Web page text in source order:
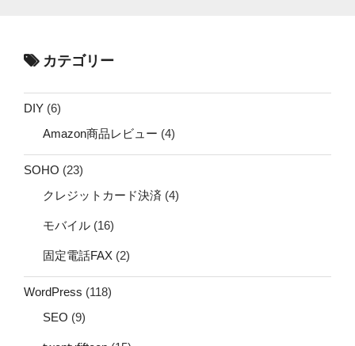
カテゴリー
DIY (6)
Amazon商品レビュー (4)
SOHO (23)
クレジットカード決済 (4)
モバイル (16)
固定電話FAX (2)
WordPress (118)
SEO (9)